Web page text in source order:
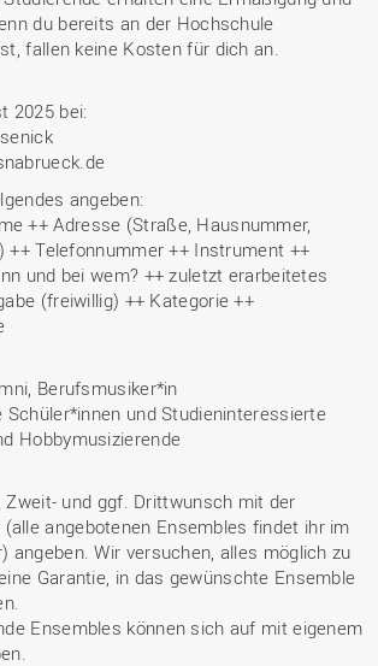
du bereits an der Hochschule
fallen keine Kosten für dich an.
2025 bei:
angeben:
++ Adresse (Straße, Hausnummer,
++ Telefonnummer ++ Instrument ++
und bei wem? ++ zuletzt erarbeitetes
(freiwillig) ++ Kategorie ++
Berufsmusiker*in
und Studieninteressierte
Hobbymusizierende
Zweit- und ggf. Drittwunsch mit der
angebotenen Ensembles findet ihr im
angeben. Wir versuchen, alles möglich zu
Garantie, in das gewünschte Ensemble
Ensembles können sich auf mit eigenem